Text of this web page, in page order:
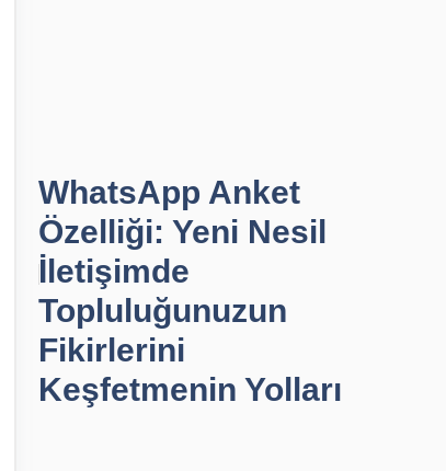
WhatsApp Anket
Özelliği: Yeni Nesil
İletişimde
Topluluğunuzun
Fikirlerini
Keşfetmenin Yolları